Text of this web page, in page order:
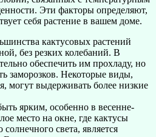
Эти факторы определяют,
себя растение в вашем доме.
кактусовых растений
без резких колебаний. В
обеспечить им прохладу, но
заморозков. Некоторые виды,
могут выдерживать более низкие
ярким, особенно в весенне-
место на окне, где кактусы
света, является